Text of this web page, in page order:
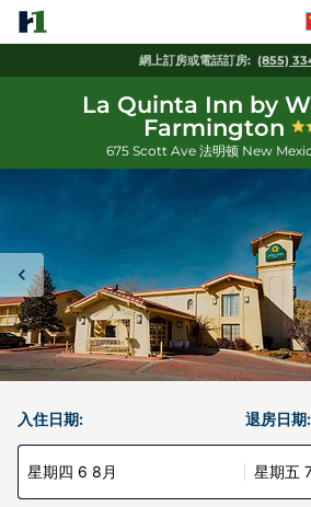
網上訂房或電話訂房: (855)
La Quinta Inn by
Farmington
675 Scott Ave 法明顿 New
入住日期:
星期四 6 8月
退房日期:
星期五